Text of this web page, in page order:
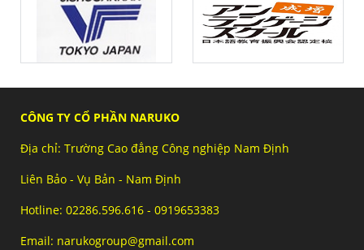
CÔNG TY CỔ PHẦN NARUKO
Địa chỉ: Trường Cao đẳng Công nghiệp Nam Định
Liên Bảo - Vụ Bản - Nam Định
Hotline: 02286.596.616 - 0919653383
Email: narukogroup@gmail.com